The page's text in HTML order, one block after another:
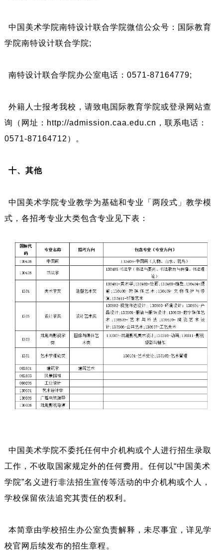
中国美术学院南特设计联合学院微信公众号：国际教育
学院南特设计联合学院;
南特设计联合学院办公室电话：0571-87164779;
外籍人士报考我校，请致电国际教育学院或登录网站查
询（网址：http://admission.caa.edu.cn，联系电话：
0571-87164712）。
十、 其他
中国美术学院专业教学为基础和专业「两段式」教学模
式，各招考专业大类包含专业见下表：
中国美术学院不委托任何中介机构或个人进行招生录取
工作，不收取国家规定外的任何费用。任何以“中国美术
学院”名义进行非法招生宣传等活动的中介机构或个人，
学校保留依法追究其责任的权利。
本简章由学校招生办公室负责解释，未尽事宜，详见学
校官网后续发布的招生章程。